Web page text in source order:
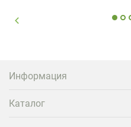
вернуться и поделиться
проектора.
Информация
Каталог